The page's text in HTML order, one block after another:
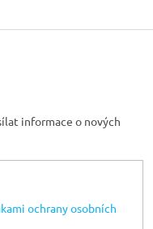
informace o nových
ochrany osobních